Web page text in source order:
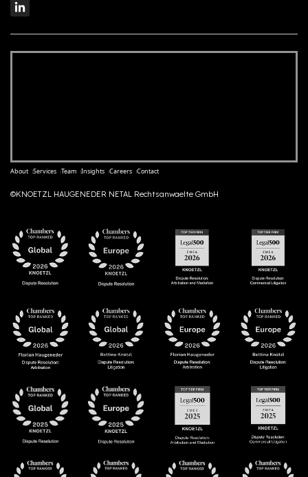
About Services Team Insights Careers Contact
©KNOETZL HAUGENEDER NETAL Rechtsanwaelte GmbH